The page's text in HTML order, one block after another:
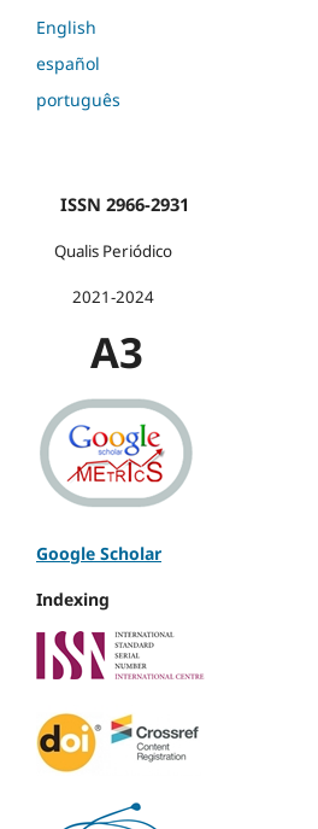
English
español
português
ISSN 2966-2931
Qualis Periódico
2021-2024
A3
Google Scholar
Indexing